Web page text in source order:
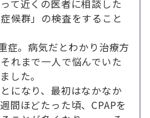
て近くの医者に相談した
候群」の検査をすること
症。病気だとわかり治療方
れまで一人で悩んでいた
した。
になり、最初はなかなか
間ほどたった頃、CPAPを